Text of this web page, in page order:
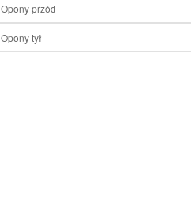
Opony przód
Opony tył